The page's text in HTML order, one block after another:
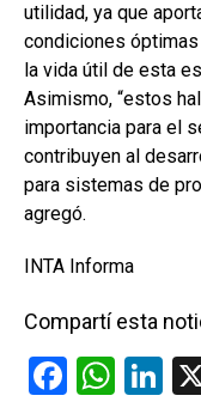
utilidad, ya que
condiciones
la vida útil de esta
Asimismo, “estos
importancia para el
contribuyen al
para sistemas de
agregó.
INTA Informa
Compartí esta
F
W Li